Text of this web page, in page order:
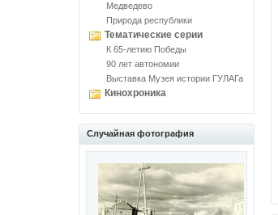
Медведево
Природа республики
Тематические серии
К 65-летию Победы
90 лет автономии
Выставка Музея истории ГУЛАГа
Кинохроника
Случайная фотография